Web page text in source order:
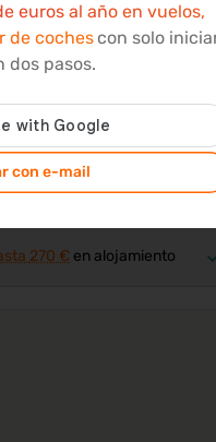
persona
Cargar más ofertas
billetes
270 € en alojamiento
euros al año en vuelos,
de cochescon solo
dos pasos.
con e-mail